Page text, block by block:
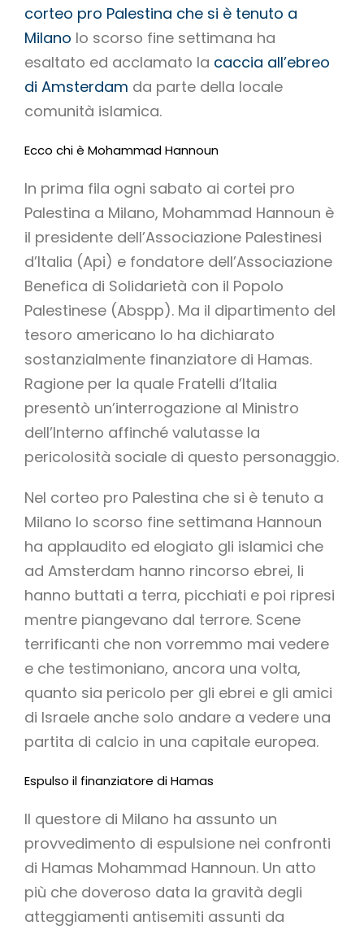
corteo pro Palestina che si è tenuto a
Milano lo scorso fine settimana ha
esaltato ed acclamato la caccia all’ebreo
di Amsterdam da parte della locale
comunità islamica.
Ecco chi è Mohammad Hannoun
In prima fila ogni sabato ai cortei pro
Palestina a Milano, Mohammad Hannoun è
il presidente dell’Associazione Palestinesi
d’Italia (Api) e fondatore dell’Associazione
Benefica di Solidarietà con il Popolo
Palestinese (Abspp). Ma il dipartimento del
tesoro americano lo ha dichiarato
sostanzialmente finanziatore di Hamas.
Ragione per la quale Fratelli d’Italia
presentò un’interrogazione al Ministro
dell’Interno affinché valutasse la
pericolosità sociale di questo personaggio.
Nel corteo pro Palestina che si è tenuto a
Milano lo scorso fine settimana Hannoun
ha applaudito ed elogiato gli islamici che
ad Amsterdam hanno rincorso ebrei, li
hanno buttati a terra, picchiati e poi ripresi
mentre piangevano dal terrore. Scene
terrificanti che non vorremmo mai vedere
e che testimoniano, ancora una volta,
quanto sia pericolo per gli ebrei e gli amici
di Israele anche solo andare a vedere una
partita di calcio in una capitale europea.
Espulso il finanziatore di Hamas
Il questore di Milano ha assunto un
provvedimento di espulsione nei confronti
di Hamas Mohammad Hannoun. Un atto
più che doveroso data la gravità degli
atteggiamenti antisemiti assunti da